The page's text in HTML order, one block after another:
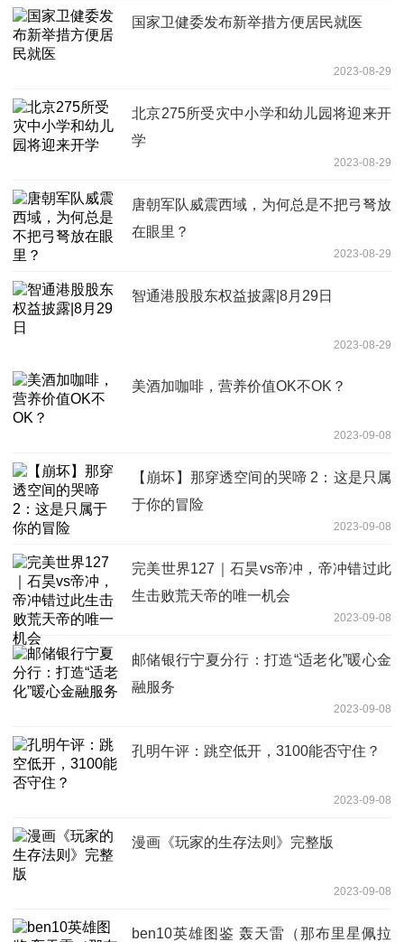
国家卫健委发布新举措方便居民就医
2023-08-29
北京275所受灾中小学和幼儿园将迎来开
学
2023-08-29
唐朝军队威震西域，为何总是不把弓弩放
在眼里？
2023-08-29
智通港股股东权益披露|8月29日
2023-08-29
美酒加咖啡，营养价值OK不OK？
2023-09-08
【崩坏】那穿透空间的哭啼 2：这是只属
于你的冒险
2023-09-08
完美世界127｜石昊vs帝冲，帝冲错过此
生击败荒天帝的唯一机会
2023-09-08
邮储银行宁夏分行：打造“适老化”暖心金
融服务
2023-09-08
孔明午评：跳空低开，3100能否守住？
2023-09-08
漫画《玩家的生存法则》完整版
2023-09-08
ben10英雄图鉴 轰天雷（那布里星佩拉